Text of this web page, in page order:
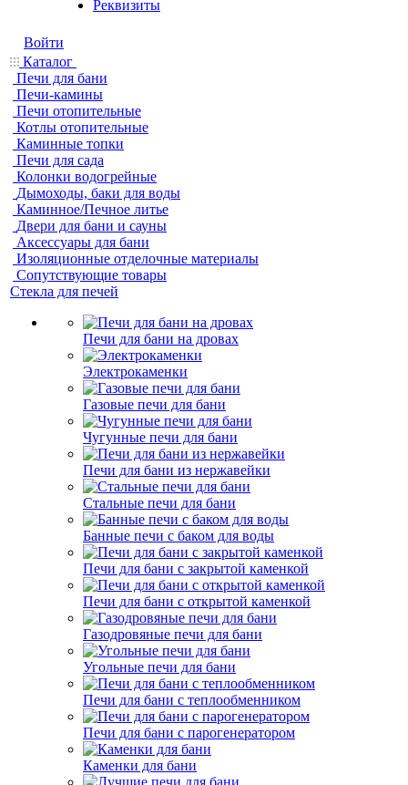
Реквизиты
Войти
Каталог
Печи для бани
Печи-камины
Печи отопительные
Котлы отопительные
Каминные топки
Печи для сада
Колонки водогрейные
Дымоходы, баки для воды
Каминное/Печное литье
Двери для бани и сауны
Аксессуары для бани
Изоляционные отделочные материалы
Сопутствующие товары
Стекла для печей
Печи для бани на дровах
Электрокаменки
Газовые печи для бани
Чугунные печи для бани
Печи для бани из нержавейки
Стальные печи для бани
Банные печи с баком для воды
Печи для бани с закрытой каменкой
Печи для бани с открытой каменкой
Газодровяные печи для бани
Угольные печи для бани
Печи для бани с теплообменником
Печи для бани с парогенератором
Каменки для бани